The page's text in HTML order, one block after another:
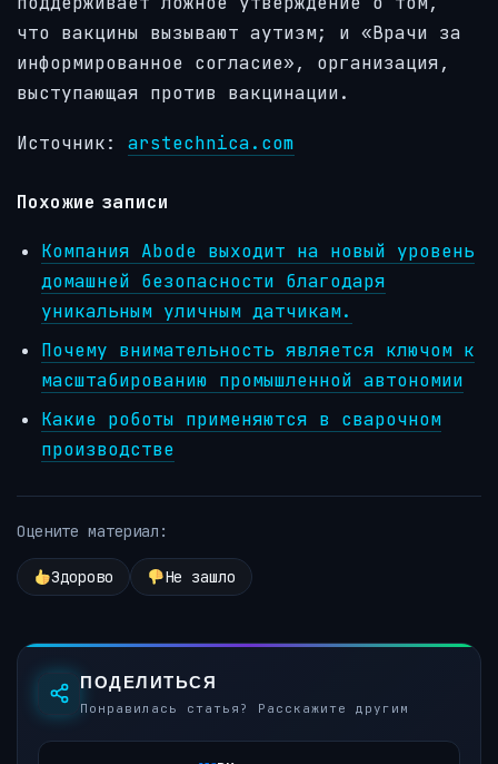
что вакцины вызывают аутизм; и «Врачи за
информированное согласие», организация,
выступающая против вакцинации.
Источник: arstechnica.com
Похожие записи
Компания Abode выходит на новый уровень
домашней безопасности благодаря
уникальным уличным датчикам.
Почему внимательность является ключом к
масштабированию промышленной автономии
Какие роботы применяются в сварочном
производстве
Оцените материал:
Здорово Не зашло
ПОДЕЛИТЬСЯ
Понравилась статья? Расскажите другим